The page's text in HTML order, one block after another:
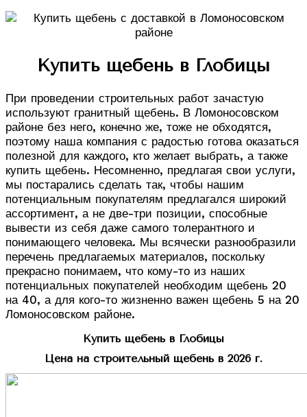
Купить щебень в Глобицы
При проведении строительных работ зачастую
используют гранитный щебень. В Ломоносовском
районе без него, конечно же, тоже не обходятся,
поэтому наша компания с радостью готова оказаться
полезной для каждого, кто желает выбрать, а также
купить щебень. Несомненно, предлагая свои услуги,
мы постарались сделать так, чтобы нашим
потенциальным покупателям предлагался широкий
ассортимент, а не две-три позиции, способные
вывести из себя даже самого толерантного и
понимающего человека. Мы всячески разнообразили
перечень предлагаемых материалов, поскольку
прекрасно понимаем, что кому-то из наших
потенциальных покупателей необходим щебень 20
на 40, а для кого-то жизненно важен щебень 5 на 20
Ломоносовском районе.
Купить щебень в Глобицы
Цена на строительный щебень в 2026 г.